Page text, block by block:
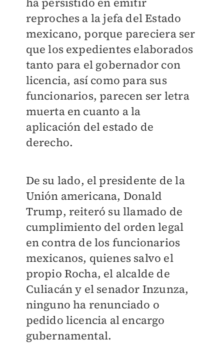
reproches a la jefa del Estado
mexicano, porque pareciera ser
que los expedientes elaborados
tanto para el gobernador con
licencia, así como para sus
funcionarios, parecen ser letra
muerta en cuanto a la
aplicación del estado de
derecho.
De su lado, el presidente de la
Unión americana, Donald
Trump, reiteró su llamado de
cumplimiento del orden legal
en contra de los funcionarios
mexicanos, quienes salvo el
propio Rocha, el alcalde de
Culiacán y el senador Inzunza,
ninguno ha renunciado o
pedido licencia al encargo
gubernamental.